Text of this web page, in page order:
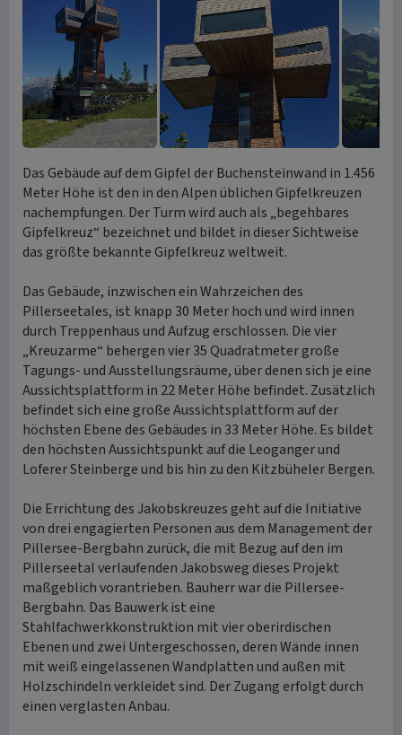
Das Gebäude auf dem Gipfel der Buchensteinwand in 1.456
Meter Höhe ist den in den Alpen üblichen Gipfelkreuzen
nachempfungen. Der Turm wird auch als „begehbares
Gipfelkreuz“ bezeichnet und bildet in dieser Sichtweise
das größte bekannte Gipfelkreuz weltweit.
Das Gebäude, inzwischen ein Wahrzeichen des
Pillerseetales, ist knapp 30 Meter hoch und wird innen
durch Treppenhaus und Aufzug erschlossen. Die vier
„Kreuzarme“ behergen vier 35 Quadratmeter große
Tagungs- und Ausstellungsräume, über denen sich je eine
Aussichtsplattform in 22 Meter Höhe befindet. Zusätzlich
befindet sich eine große Aussichtsplattform auf der
höchsten Ebene des Gebäudes in 33 Meter Höhe. Es bildet
den höchsten Aussichtspunkt auf die Leoganger und
Loferer Steinberge und bis hin zu den Kitzbüheler Bergen.
Die Errichtung des Jakobskreuzes geht auf die Initiative
von drei engagierten Personen aus dem Management der
Pillersee-Bergbahn zurück, die mit Bezug auf den im
Pillerseetal verlaufenden Jakobsweg dieses Projekt
maßgeblich vorantrieben. Bauherr war die Pillersee-
Bergbahn. Das Bauwerk ist eine
Stahlfachwerkkonstruktion mit vier oberirdischen
Ebenen und zwei Untergeschossen, deren Wände innen
mit weiß eingelassenen Wandplatten und außen mit
Holzschindeln verkleidet sind. Der Zugang erfolgt durch
einen verglasten Anbau.